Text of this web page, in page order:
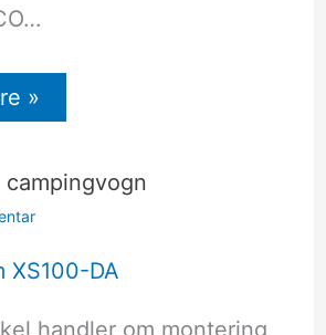
»
campingvogn
handler om montering